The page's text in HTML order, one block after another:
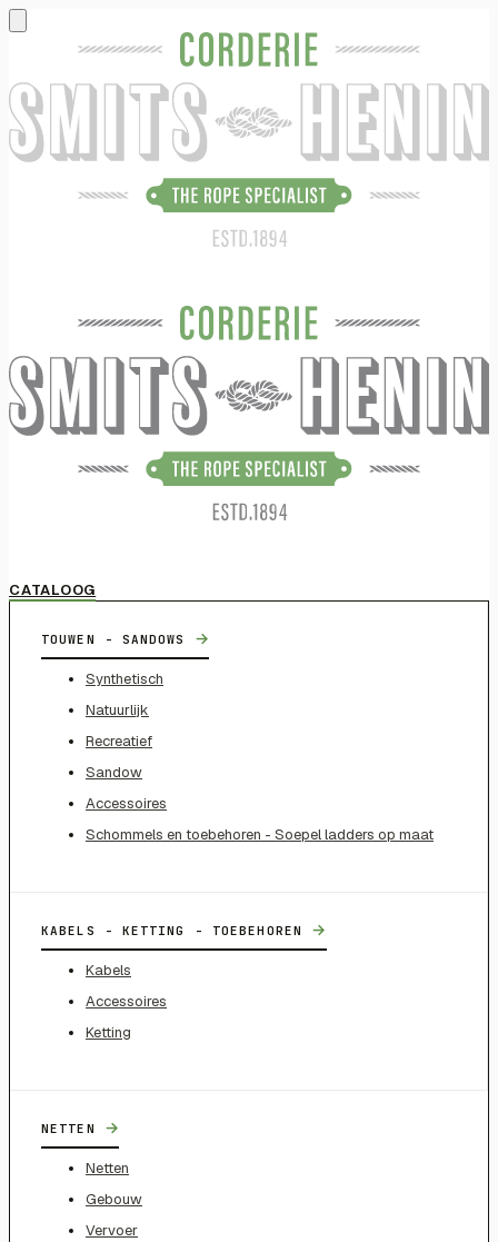
CATALOOG
TOUWEN - SANDOWS →
Synthetisch
Natuurlijk
Recreatief
Sandow
Accessoires
Schommels en toebehoren - Soepel ladders op maat
KABELS - KETTING - TOEBEHOREN →
Kabels
Accessoires
Ketting
NETTEN →
Netten
Gebouw
Vervoer